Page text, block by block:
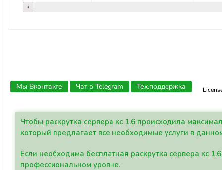
Мы Вконтакте Чат в Telegram Тех.поддержка
Чтобы раскрутка сервера кс 1.6 происходила
который предлагает все необходимые услуги в
Если необходима бесплатная раскрутка сервера кс
профессиональном уровне.